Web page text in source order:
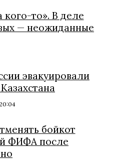
кого-то». В деле
— неожиданные
эвакуировали
бойкот
ФИФА после